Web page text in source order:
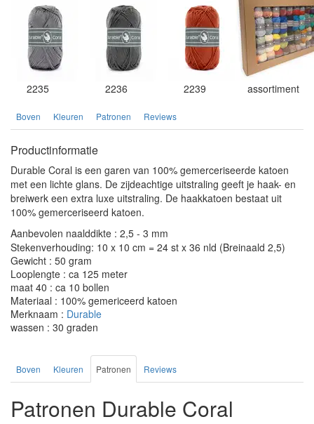
2235 2236 2239 assortiment
Boven Kleuren Patronen Reviews
Productinformatie
Durable Coral is een garen van 100% gemerceriseerde katoen
met een lichte glans. De zijdeachtige uitstraling geeft je haak- en
breiwerk een extra luxe uitstraling. De haakkatoen bestaat uit
100% gemerceriseerd katoen.
Aanbevolen naalddikte : 2,5 - 3 mm
Stekenverhouding: 10 x 10 cm = 24 st x 36 nld (Breinaald 2,5)
Gewicht : 50 gram
Looplengte : ca 125 meter
maat 40 : ca 10 bollen
Materiaal : 100% gemericeerd katoen
Merknaam : Durable
wassen : 30 graden
Boven Kleuren Patronen Reviews
Patronen Durable Coral